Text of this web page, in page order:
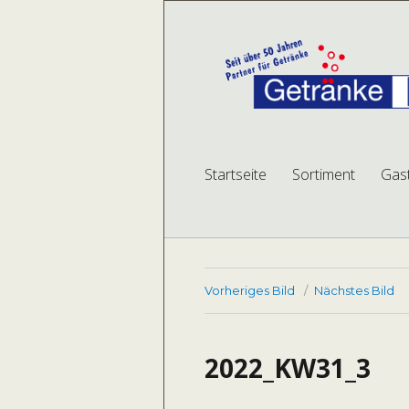
Startseite Sortiment
Vorheriges Bild Nächstes Bild
2022_KW31_3